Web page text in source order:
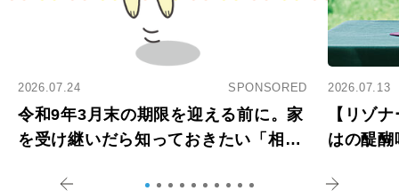
2026.07.24 SPONSORED
令和9年3月末の期限を迎える前に。家
を受け継いだら知っておきたい「相続
2026.07.13
【リゾ
はの醍